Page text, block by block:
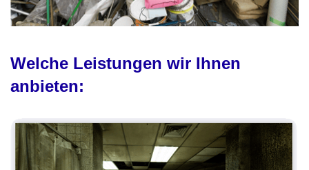
Welche Leistungen wir Ihnen
anbieten: